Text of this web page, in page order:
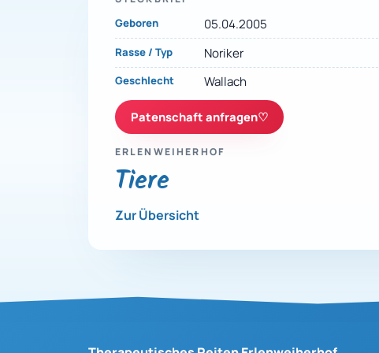
Geboren 05.04.2005
Rasse / Typ Noriker
Geschlecht Wallach
Patenschaft anfragen♡
ERLENWEIHERHOF
Tiere
Zur Übersicht